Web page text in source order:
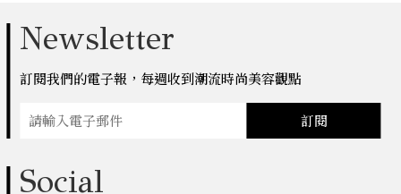
Newsletter
訂閱我們的電子報，每週收到潮流時尚美容觀點
訂閱
Social